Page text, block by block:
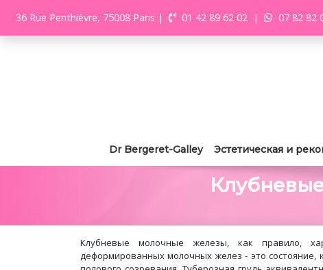
36 Rue Penthièvre, 75008 Paris | 01 42 89 62 02 | 07 82 82
Dr Bergeret-Galley Эстетическая и
Клубневые молочные железы, как правило,
деформированных молочных желез - это состояние,